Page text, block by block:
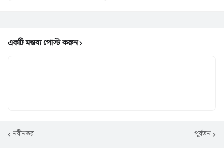
একটি মন্তব্য পোস্ট করুন
নবীনতর পূর্বতন